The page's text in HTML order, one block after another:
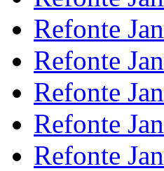
Refonte
Refonte
Refonte
Refonte
Refonte